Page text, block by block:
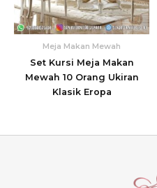
Meja Makan Mewah
Set Kursi Meja Makan
Mewah 10 Orang Ukiran
Klasik Eropa